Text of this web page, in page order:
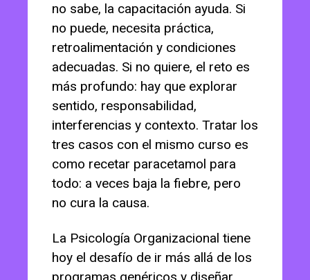
no sabe, la capacitación ayuda. Si
no puede, necesita práctica,
retroalimentación y condiciones
adecuadas. Si no quiere, el reto es
más profundo: hay que explorar
sentido, responsabilidad,
interferencias y contexto. Tratar los
tres casos con el mismo curso es
como recetar paracetamol para
todo: a veces baja la fiebre, pero
no cura la causa.
La Psicología Organizacional tiene
hoy el desafío de ir más allá de los